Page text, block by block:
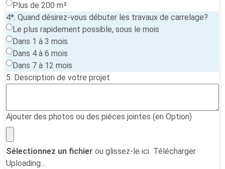
Plus de 200 m²
4*. Quand désirez-vous débuter les travaux de carrelage?
Le plus rapidement possible, sous le mois
Dans 1 à 3 mois
Dans 4 à 6 mois
Dans 7 à 12 mois
5. Description de votre projet
Ajouter des photos ou des pièces jointes (en Option)
Sélectionnez un fichier ou glissez-le ici Télécharger
Uploading…